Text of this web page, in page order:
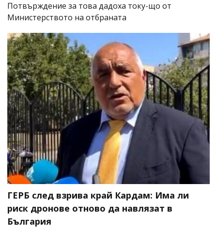
Потвърждение за това дадоха току-що от
Министерството на отбраната
ГЕРБ след взрива край Кардам: Има ли
риск дронове отново да навлязат в
България